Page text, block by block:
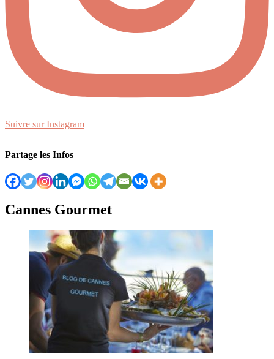
Suivre sur Instagram
Partage les Infos
Cannes Gourmet